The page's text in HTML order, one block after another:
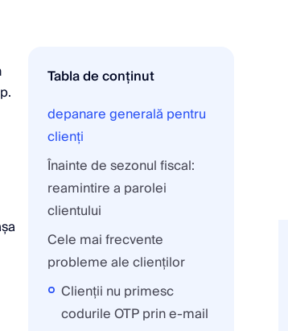
Tabla de conținut
depanare generală pentru
clienți
Înainte de sezonul fiscal:
reamintire a parolei
clientului
Cele mai frecvente
probleme ale clienților
Clienții nu primesc
codurile OTP prin e-mail